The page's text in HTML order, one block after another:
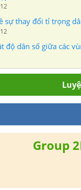
sự thay đổi tỉ trọng
độ dân số giữa các
Group